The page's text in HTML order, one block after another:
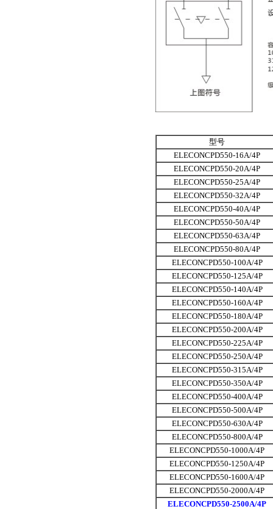
型号
ELECONCPD550-16A/4P
ELECONCPD550-20A/4P
ELECONCPD550-25A/4P
ELECONCPD550-32A/4P
ELECONCPD550-40A/4P
ELECONCPD550-50A/4P
ELECONCPD550-63A/4P
ELECONCPD550-80A/4P
ELECONCPD550-100A/4P
ELECONCPD550-125A/4P
ELECONCPD550-140A/4P
ELECONCPD550-160A/4P
ELECONCPD550-180A/4P
ELECONCPD550-200A/4P
ELECONCPD550-225A/4P
ELECONCPD550-250A/4P
ELECONCPD550-315A/4P
ELECONCPD550-350A/4P
ELECONCPD550-400A/4P
ELECONCPD550-500A/4P
ELECONCPD550-630A/4P
ELECONCPD550-800A/4P
ELECONCPD550-1000A/4P
ELECONCPD550-1250A/4P
ELECONCPD550-1600A/4P
ELECONCPD550-2000A/4P
ELECONCPD550-2500A/4P